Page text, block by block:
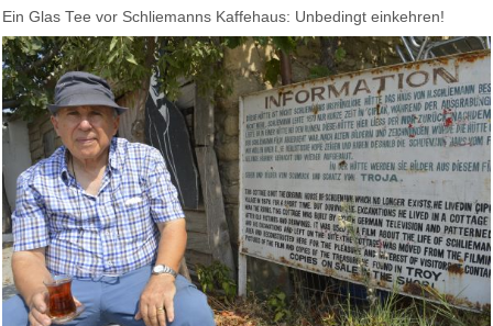
Ein Glas Tee vor Schliemanns Kaffehaus: Unbedingt einkehren!